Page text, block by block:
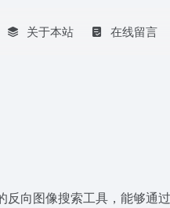
关于本站 在线留言
向图像搜索工具，能够通